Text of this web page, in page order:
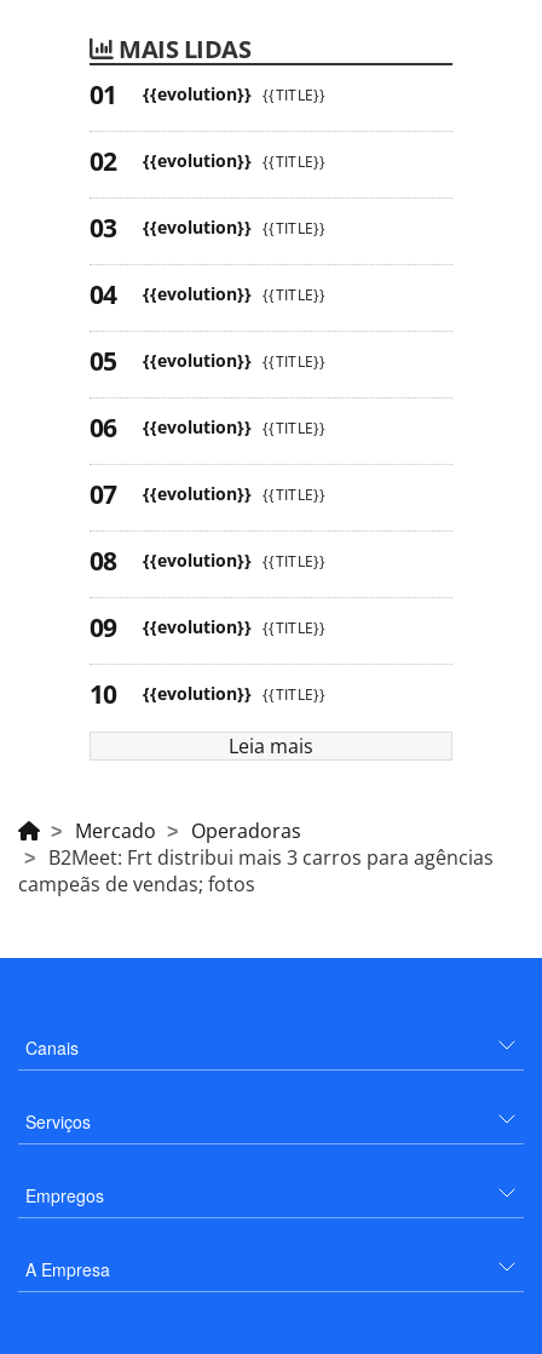
MAIS LIDAS
{{evolution}} {{TITLE}}
{{evolution}} {{TITLE}}
{{evolution}} {{TITLE}}
{{evolution}} {{TITLE}}
{{evolution}} {{TITLE}}
{{evolution}} {{TITLE}}
{{evolution}} {{TITLE}}
{{evolution}} {{TITLE}}
{{evolution}} {{TITLE}}
{{evolution}} {{TITLE}}
Leia mais
Mercado
Operadoras
B2Meet: Frt distribui mais 3 carros para agências
campeãs de vendas; fotos
Canais
Serviços
Empregos
A Empresa